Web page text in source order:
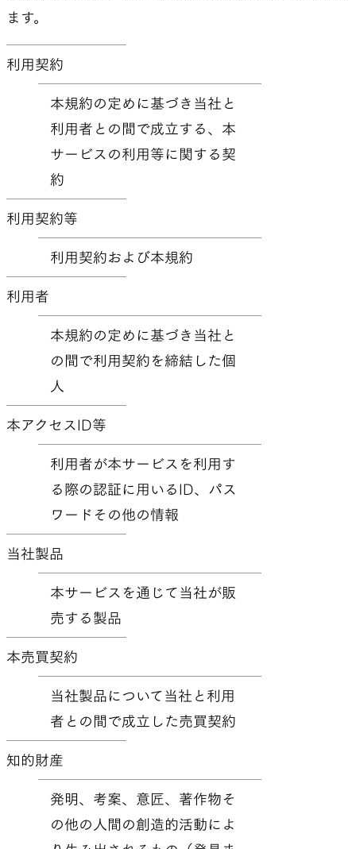
型行動着
ACCESSORIES
機能を拡張する道具
SPECIAL OFFERS
ます。
利用契約
本規約の定めに基づき当社と
利用者との間で成立する、本
サービスの利用等に関する契
約
利用契約等
利用契約および本規約
利用者
本規約の定めに基づき当社と
の間で利用契約を締結した個
人
本アクセスID等
利用者が本サービスを利用す
る際の認証に用いるID、パス
ワードその他の情報
当社製品
本サービスを通じて当社が販
売する製品
本売買契約
当社製品について当社と利用
者との間で成立した売買契約
知的財産
発明、考案、意匠、著作物そ
の他の人間の創造的活動によ